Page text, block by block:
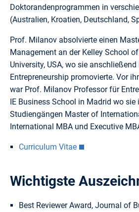
Doktorandenprogrammen in
(Australien, Kroatien, Deutschland,
Prof. Milanov absolvierte einen
Management an der Kelley School
University, USA, wo sie anschließend
Entrepreneurship promovierte. Vor
war Prof. Milanov Professor für
IE Business School in Madrid wo sie
Studiengängen Master of
International MBA und Executive
Curriculum Vitae
Wichtigste
Best Reviewer Award, Journal of